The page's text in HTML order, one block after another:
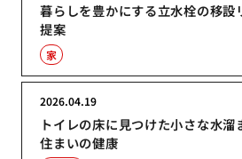
暮らしを豊かにする立水栓の移設
提案
家
トイレの床に見つけた小さな水溜
住まいの健康
2026.04.19